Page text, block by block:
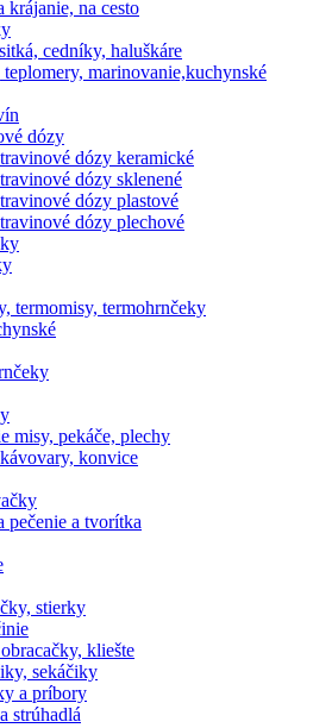
krájanie, na cesto
cedníky, haluškáre
marinovanie,kuchynské
dózy
dózy keramické
dózy sklenené
dózy plastové
dózy plechové
termomisy, termohrnčeky
misy, pekáče, plechy
konvice
pečenie a tvorítka
stierky
kliešte
sekáčiky
a príbory
strúhadlá